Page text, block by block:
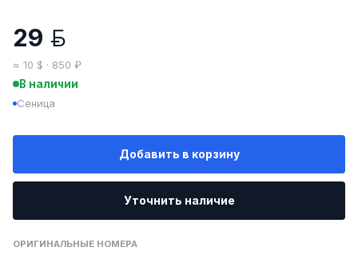
29
≈ 10 $ · 850 ₽
В наличии
Сеница
Добавить в корзину
Уточнить наличие
ОРИГИНАЛЬНЫЕ НОМЕРА